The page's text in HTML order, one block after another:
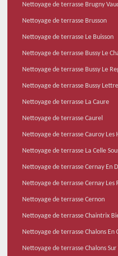
Nettoyage de terrasse Brugny
Nettoyage de terrasse Brusson
Nettoyage de terrasse Le Buisson
Nettoyage de terrasse Bussy Le
Nettoyage de terrasse Bussy Le
Nettoyage de terrasse Bussy
Nettoyage de terrasse La Caure
Nettoyage de terrasse Caurel
Nettoyage de terrasse Cauroy Les
Nettoyage de terrasse La Celle
Nettoyage de terrasse Cernay En
Nettoyage de terrasse Cernay Les
Nettoyage de terrasse Cernon
Nettoyage de terrasse Chaintrix
Nettoyage de terrasse Chalons En
Nettoyage de terrasse Chalons Sur